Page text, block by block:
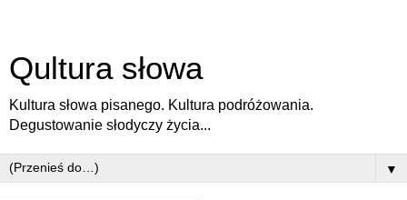
Qultura słowa
Kultura słowa pisanego. Kultura podróżowania.
Degustowanie słodyczy życia...
▼